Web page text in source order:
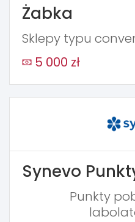
Żabka
Sklepy typu
5 000 zł
Synevo
Punkty